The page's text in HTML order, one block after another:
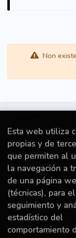
Non
Información
Destacado
A miña conta
Esta web utiliza
propias y de
que permiten al
la navegación a
de una página
(técnicas), para el
seguimiento y
estadístico del
comportamiento